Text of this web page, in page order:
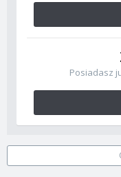
Posiadasz